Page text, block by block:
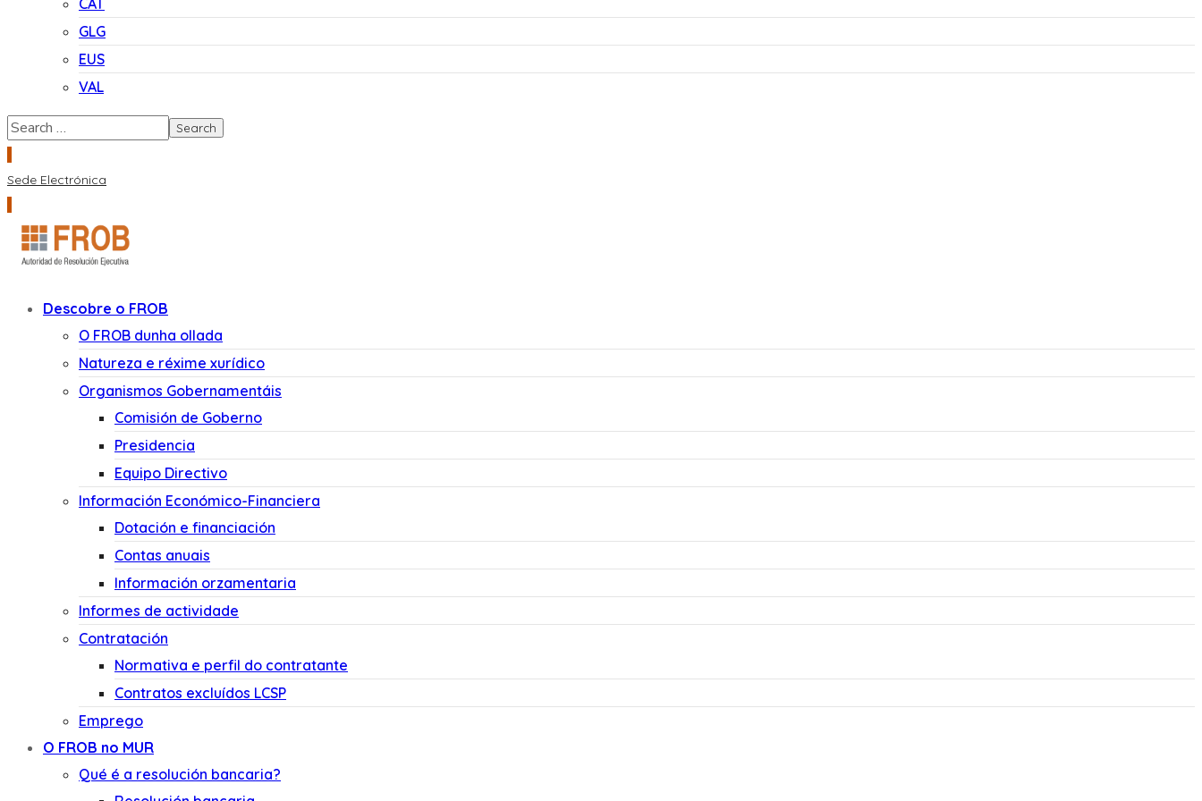
CAT
GLG
EUS
VAL
Sede Electrónica
Descobre o FROB
O FROB dunha ollada
Natureza e réxime xurídico
Organismos Gobernamentáis
Comisión de Goberno
Presidencia
Equipo Directivo
Información Económico-Financiera
Dotación e financiación
Contas anuais
Información orzamentaria
Informes de actividade
Contratación
Normativa e perfil do contratante
Contratos excluídos LCSP
Emprego
O FROB no MUR
Qué é a resolución bancaria?